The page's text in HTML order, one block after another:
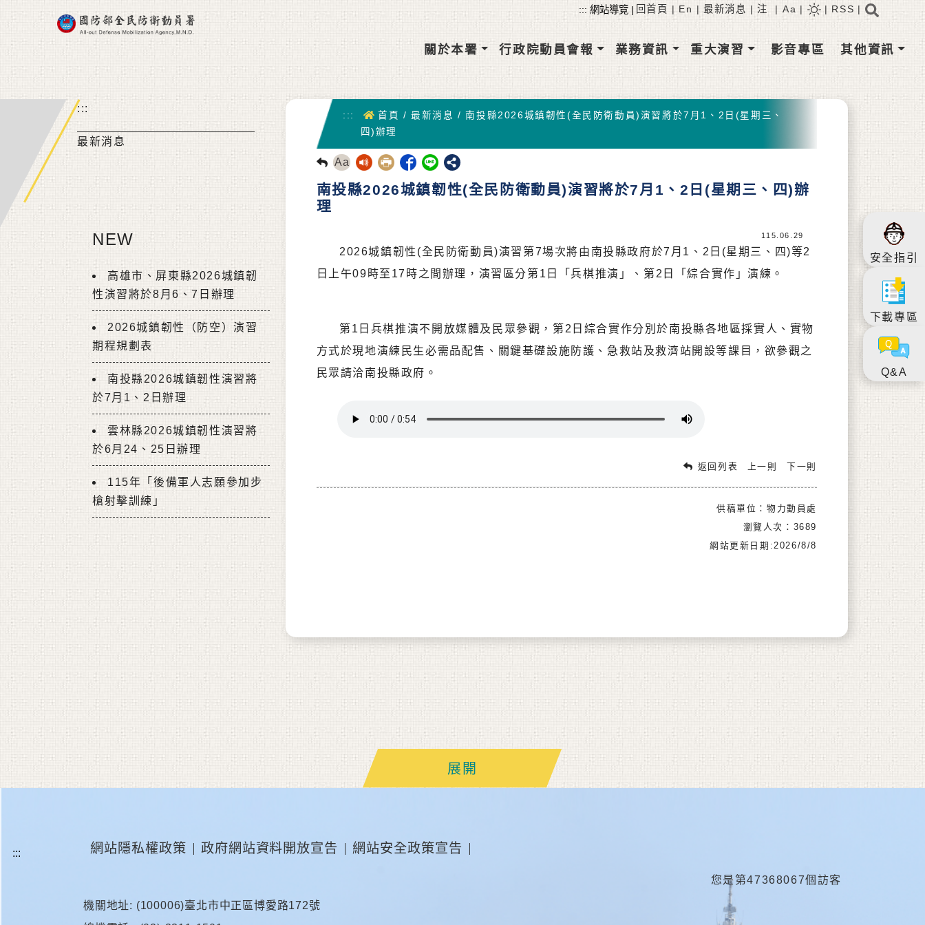
跳到主要內容區塊 回首頁 | En | 最新消息 | 注 | Aa | | RSS RSS訂閱
| 搜尋
關於本署 行政院動員會報 業務資訊 重大演習 影音專區 其他資訊
安全指引
下載專區
Q&A
:::
最新消息
NEW
高雄市、屏東縣2026城鎮韌
性演習將於8月6、7日辦理
2026城鎮韌性（防空）演習
期程規劃表
南投縣2026城鎮韌性演習將
於7月1、2日辦理
雲林縣2026城鎮韌性演習將
於6月24、25日辦理
115年「後備軍人志願參加步
槍射擊訓練」
::: 首頁 首頁 /最新消息 /南投縣2026城鎮韌性(全民防衛動員)演習將於7月1、2日(星期三、
四)辦理
回前頁
Aa
南投縣2026城鎮韌性(全民防衛動員)演習將於7月1、2日(星期三、四)辦
理
115.06.29
2026城鎮韌性(全民防衛動員)演習第7場次將由南投縣政府於7月1、2日(星期三、四)等2
日上午09時至17時之間辦理，演習區分第1日「兵棋推演」、第2日「綜合實作」演練。
第1日兵棋推演不開放媒體及民眾參觀，第2日綜合實作分別於南投縣各地區採實人、實物
方式於現地演練民生必需品配售、關鍵基礎設施防護、急救站及救濟站開設等課目，欲參觀之
民眾請洽南投縣政府。
返回列表 上一則 下一則
供稿單位：物力動員處
瀏覽人次：3689
網站更新日期:2026/8/8
展開
網站隱私權政策 政府網站資料開放宣告 網站安全政策宣告
機關地址: (100006)臺北市中正區博愛路172號
您是第47368067個訪客